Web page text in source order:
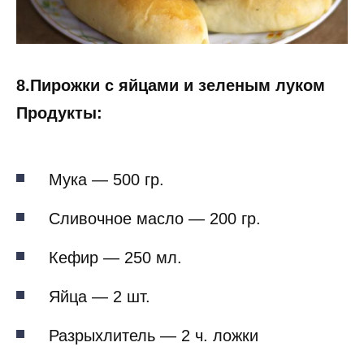
8.Пирожки с яйцами и зеленым луком
Продукты:
Мука — 500 гр.
Сливочное масло — 200 гр.
Кефир — 250 мл.
Яйца — 2 шт.
Разрыхлитель — 2 ч. ложки